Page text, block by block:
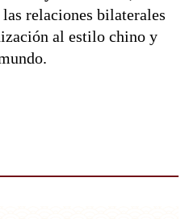
relaciones bilaterales
al estilo chino y